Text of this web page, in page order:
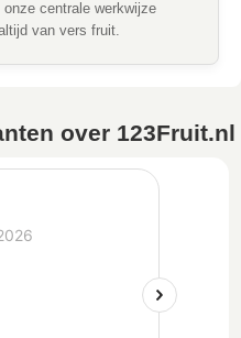
centrale werkwijze
van vers fruit.
over 123Fruit.nl